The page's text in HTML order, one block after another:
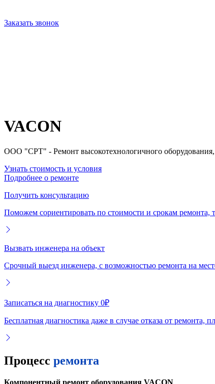
Заказать звонок
VACON
ООО "СРТ" - Ремонт высокотехнологичного оборудования,
Узнать стоимость и условия
Подробнее о ремонте
Получить консультацию
Поможем сориентировать по стоимости и срокам ремонта,
Вызвать инженера на объект
Срочный выезд инженера, с возможностью ремонта на
Записаться на диагностику 0₽
Бесплатная диагностика даже в случае отказа от ремонта,
Процесс ремонта
Компонентный ремонт оборудования VACON